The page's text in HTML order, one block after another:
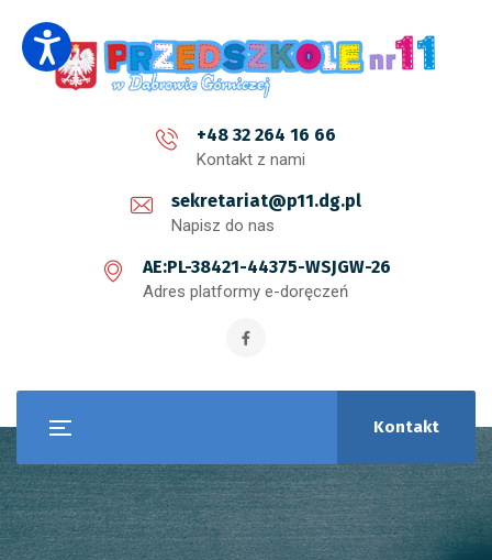
+48 32 264 16 66
Kontakt z nami
sekretariat@p11.dg.pl
Napisz do nas
AE:PL-38421-44375-WSJGW-26
Adres platformy e-doręczeń
Kontakt